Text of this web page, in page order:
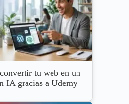
tu web en un
IA gracias a Udemy